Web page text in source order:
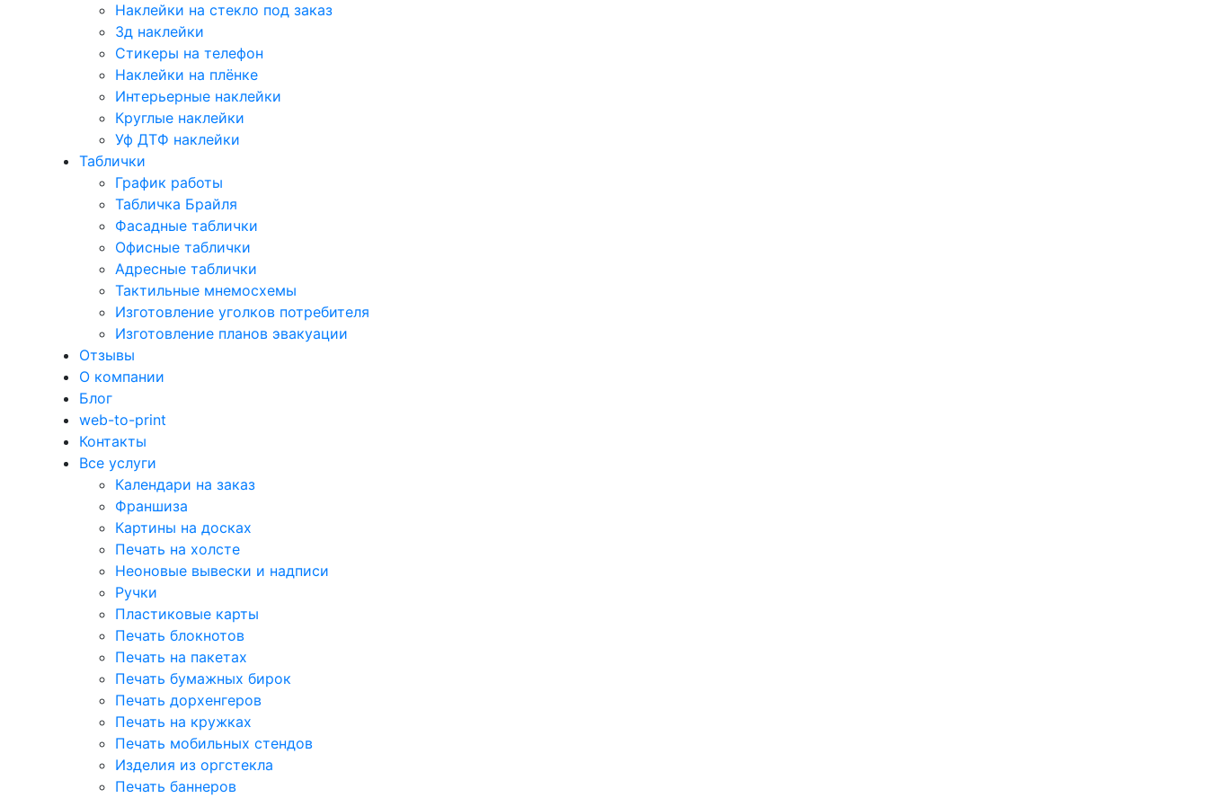
Наклейки на стекло под заказ
3д наклейки
Cтикеры на телефон
Наклейки на плёнке
Интерьерные наклейки
Круглые наклейки
Уф ДТФ наклейки
Таблички
График работы
Табличка Брайля
Фасадные таблички
Офисные таблички
Адресные таблички
Тактильные мнемосхемы
Изготовление уголков потребителя
Изготовление планов эвакуации
Отзывы
О компании
Блог
web-to-print
Контакты
Все услуги
Календари на заказ
Франшиза
Картины на досках
Печать на холсте
Неоновые вывески и надписи
Ручки
Пластиковые карты
Печать блокнотов
Печать на пакетах
Печать бумажных бирок
Печать дорхенгеров
Печать на кружках
Печать мобильных стендов
Изделия из оргстекла
Печать баннеров